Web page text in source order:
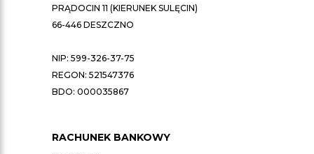
PRĄDOCIN 11 (KIERUNEK SULĘCIN)
66-446 DESZCZNO
NIP: 599-326-37-75
REGON: 521547376
BDO: 000035867
RACHUNEK BANKOWY